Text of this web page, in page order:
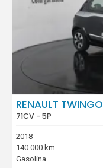
RENAULT TWINGO
71CV - 5P
2018
140.000 km
Gasolina